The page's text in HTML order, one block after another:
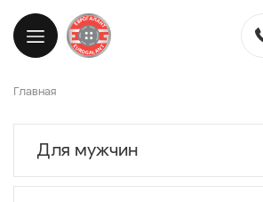
Главная
Для мужчин